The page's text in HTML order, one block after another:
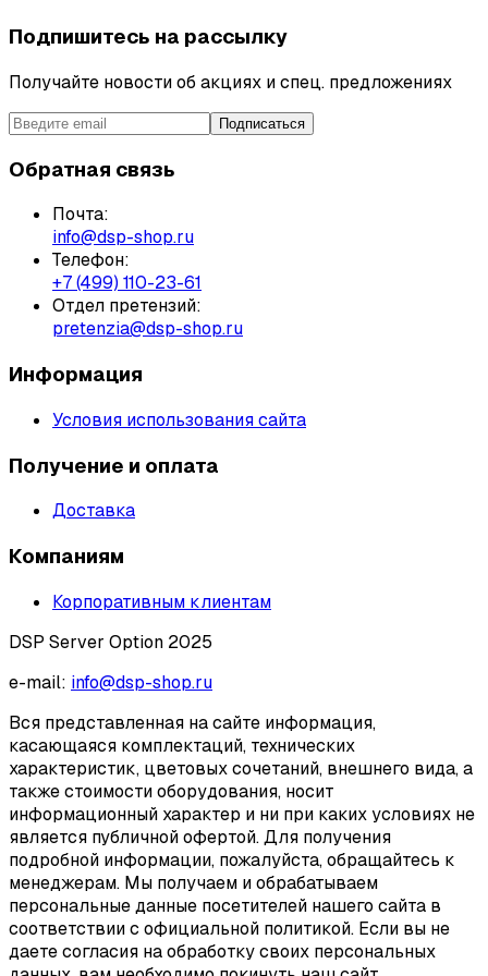
Подпишитесь на рассылку
Получайте новости об акциях и спец. предложениях
Подписаться
Обратная связь
Почта:
info@dsp-shop.ru
Телефон:
+7 (499) 110-23-61
Отдел претензий:
pretenzia@dsp-shop.ru
Информация
Условия использования сайта
Получение и оплата
Доставка
Компаниям
Корпоративным клиентам
DSP Server Option 2025
e-mail: info@dsp-shop.ru
Вся представленная на сайте информация,
касающаяся комплектаций, технических
характеристик, цветовых сочетаний, внешнего вида, а
также стоимости оборудования, носит
информационный характер и ни при каких условиях не
является публичной офертой. Для получения
подробной информации, пожалуйста, обращайтесь к
менеджерам. Мы получаем и обрабатываем
персональные данные посетителей нашего сайта в
соответствии с официальной политикой. Если вы не
даете согласия на обработку своих персональных